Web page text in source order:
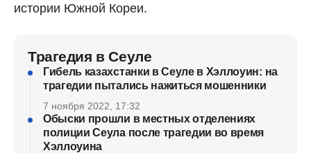
истории Южной Кореи.
Трагедия в Сеуле
Гибель казахстанки в Сеуле в Хэллоуин: на
трагедии пытались нажиться мошенники
7 ноября 2022, 17:32
Обыски прошли в местных отделениях
полиции Сеула после трагедии во время
Хэллоуина